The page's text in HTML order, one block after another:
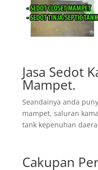
Jasa Sedot
Mampet.
Seandainya anda
mampet, saluran
tank kepenuhan
Cakupan